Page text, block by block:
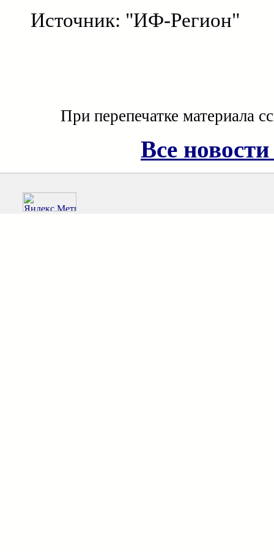
Источник: "ИФ-Регион"
При перепечатке материала
Все